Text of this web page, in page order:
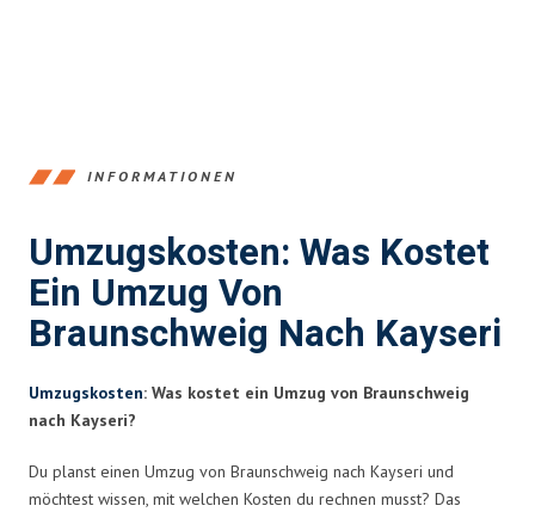
INFORMATIONEN
Umzugskosten: Was Kostet
Ein Umzug Von
Braunschweig Nach Kayseri
Umzugskosten: Was kostet ein Umzug von Braunschweig
nach Kayseri?
Du planst einen Umzug von Braunschweig nach Kayseri und
möchtest wissen, mit welchen Kosten du rechnen musst? Das